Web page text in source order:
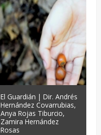
El Guardián | Dir. Andrés
Hernández Covarrubias,
Anya Rojas Tiburcio,
Zamira Hernández
Rosas